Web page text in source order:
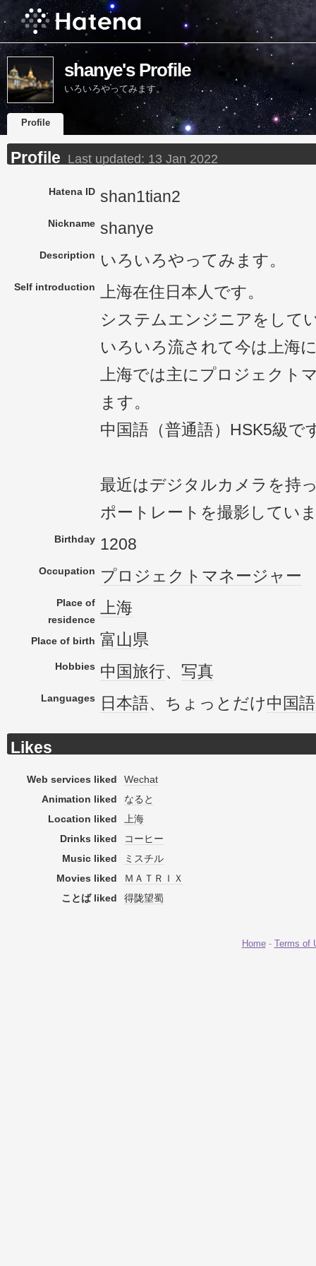
shanye's Profile
いろいろやってみます。
Profile
Profile Last updated: 13 Jan 2022
Hatena ID shan1tian2
Nickname shanye
Description いろいろやってみます。
Self introduction 上海在住日本人です。
システムエンジニアをして
いろいろ流されて今は上海
上海では主にプロジェクト
ます。
中国語（普通語）HSK5級で
最近はデジタルカメラを持
ポートレートを撮影してい
Birthday 1208
Occupation プロジェクト マネージャー
Place of
residence
上海
Place of birth 富山県
Hobbies 中国旅行、 写真
Languages 日本語、ちょっとだけ中国語
Likes
Web services liked
Wechat
Animation liked
なると
Location liked
上海
Drinks liked
コーヒー
Music liked
ミスチル
Movies liked
ＭＡＴＲＩＸ
ことば liked
得陇望蜀
Home- Terms of